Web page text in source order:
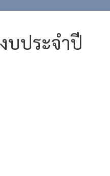
บประจำปี